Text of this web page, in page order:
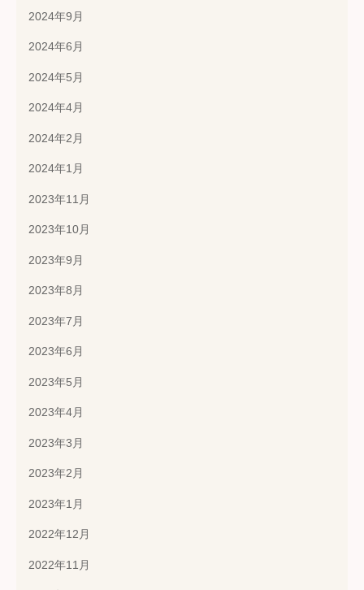
2024年9月
2024年6月
2024年5月
2024年4月
2024年2月
2024年1月
2023年11月
2023年10月
2023年9月
2023年8月
2023年7月
2023年6月
2023年5月
2023年4月
2023年3月
2023年2月
2023年1月
2022年12月
2022年11月